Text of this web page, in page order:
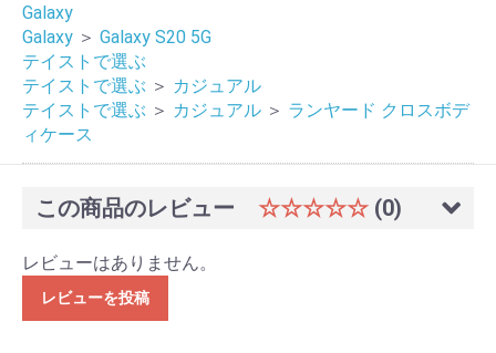
Galaxy
Galaxy ＞ Galaxy S20 5G
テイストで選ぶ
テイストで選ぶ ＞ カジュアル
テイストで選ぶ ＞ カジュアル ＞ ランヤード クロスボデ
ィケース
この商品のレビュー ☆☆☆☆☆ (0)
レビューはありません。
レビューを投稿